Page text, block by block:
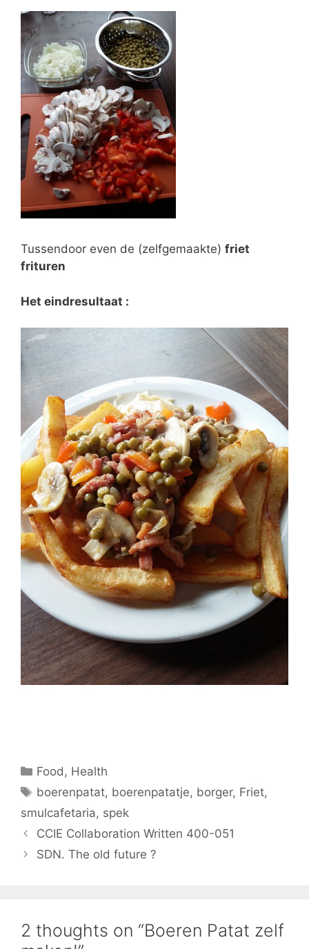
Tussendoor even de (zelfgemaakte) friet
frituren
Het eindresultaat :
Categories
Food, Health
Tags
boerenpatat, boerenpatatje, borger, Friet,
smulcafetaria, spek
CCIE Collaboration Written 400-051
SDN. The old future ?
2 thoughts on “Boeren Patat zelf